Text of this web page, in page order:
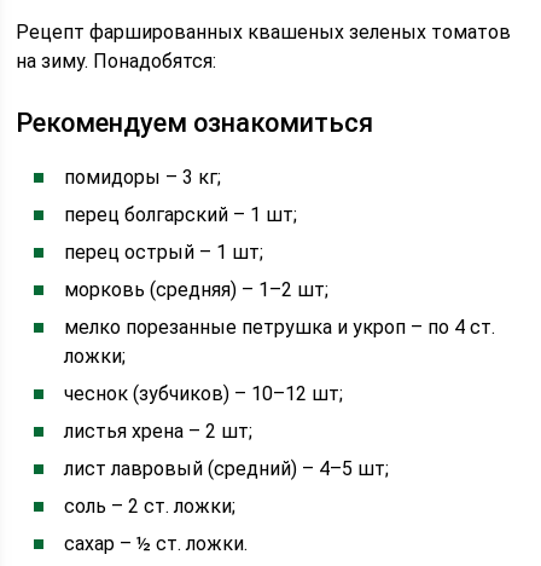
Рецепт фаршированных квашеных зеленых томатов
на зиму. Понадобятся:
Рекомендуем ознакомиться
помидоры – 3 кг;
перец болгарский – 1 шт;
перец острый – 1 шт;
морковь (средняя) – 1–2 шт;
мелко порезанные петрушка и укроп – по 4 ст.
ложки;
чеснок (зубчиков) – 10–12 шт;
листья хрена – 2 шт;
лист лавровый (средний) – 4–5 шт;
соль – 2 ст. ложки;
сахар – ½ ст. ложки.